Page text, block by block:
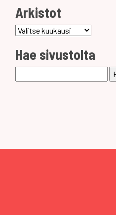
Arkistot
Arkistot
Hae sivustolta